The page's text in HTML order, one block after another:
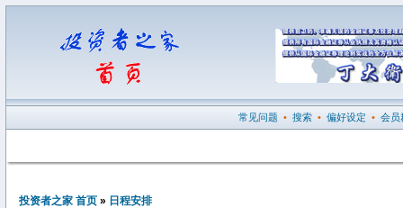
常见问题 • 搜索 • 偏好设定 • 会员
投资者之家 首页 » 日程安排